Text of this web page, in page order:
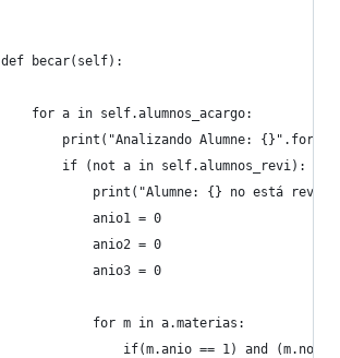
becar(self):
for a in self.alumnos_acargo:
print("Analizando Alumne:
if (not a in self.alumnos_revi):
print("Alumne: {} no está
anio1 = 0
anio2 = 0
anio3 = 0
for m in a.materias:
if(m.anio == 1) and (m.nota